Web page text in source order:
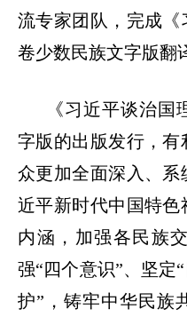
流专家团队，完成《
卷少数民族文字版翻
《习近平谈治
字版的出版发行，
众更加全面深入、系
近平新时代中国特色
内涵，加强各民族
强“四个意识”、坚定
护”，铸牢中华民族